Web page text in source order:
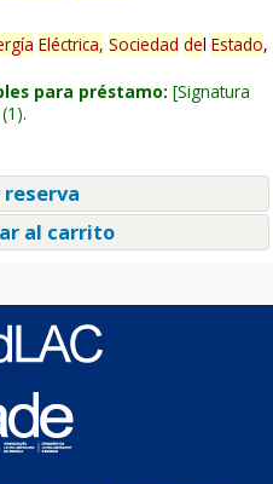
Eléctrica, Sociedad del Estado,
para préstamo: Signatura
(1).
al carrito